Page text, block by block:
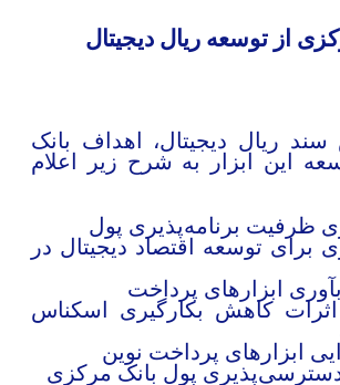
توسعه ریال دیجیتال
دیجیتال، اهداف بانک
ابزار به شرح زیر اعلام
برنامه‌پذیری پول
توسعه اقتصاد دیجیتال در
ابزارهای پرداخت
کاهش بکارگیری اسکناس
ابزارهای پرداخت نوین
پول بانک مرکزی